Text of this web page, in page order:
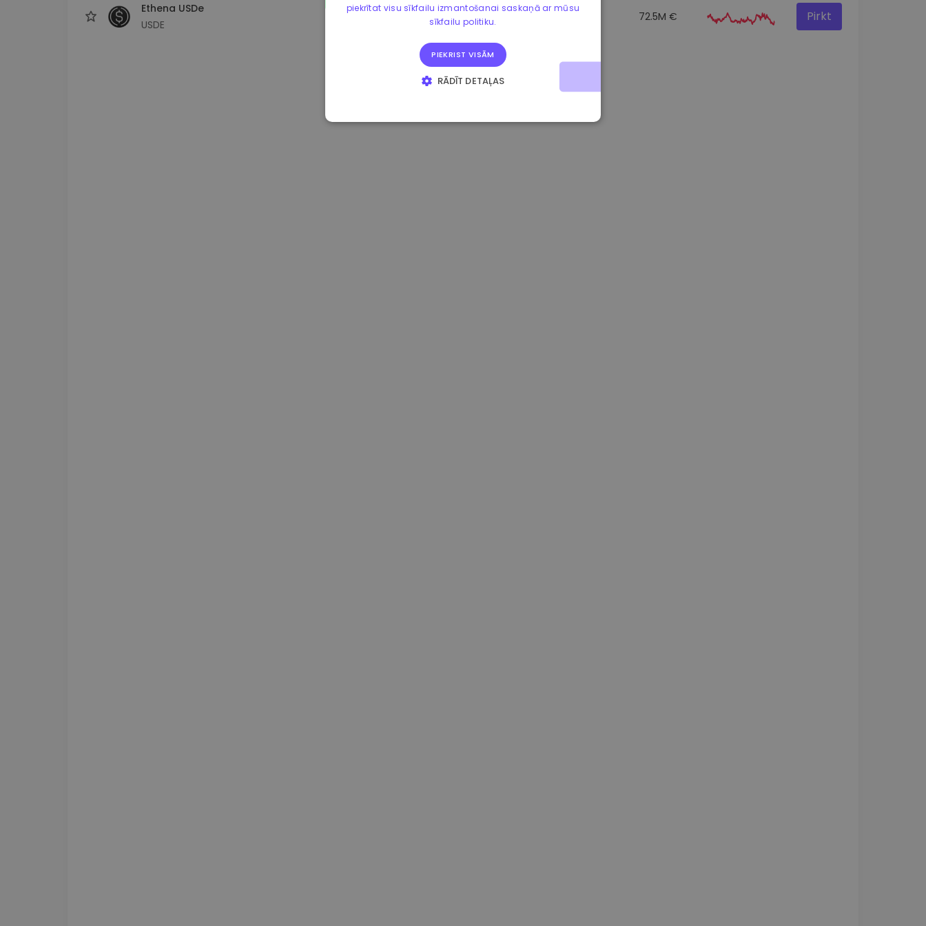
Ethena USDe
USDE
0.00% 72.5M € Pirkt
piekrītat visu sīkfailu izmantošanai saskaņā ar mūsu
sīkfailu politiku.
PIEKRIST VISĀM
RĀDĪT DETAĻAS